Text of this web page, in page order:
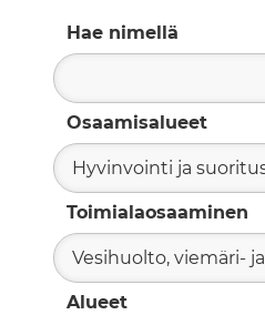
Hae nimellä
Osaamisalueet
Hyvinvointi ja
Toimialaosaaminen
Vesihuolto, viemäri-
Alueet